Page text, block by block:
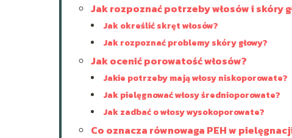
Jak rozpoznać potrzeby włosów i skóry
Jak określić skręt włosów?
Jak rozpoznać problemy skóry głowy?
Jak ocenić porowatość włosów?
Jakie potrzeby mają włosy niskoporowate?
Jak pielęgnować włosy średnioporowate?
Jak zadbać o włosy wysokoporowate?
Co oznacza równowaga PEH w